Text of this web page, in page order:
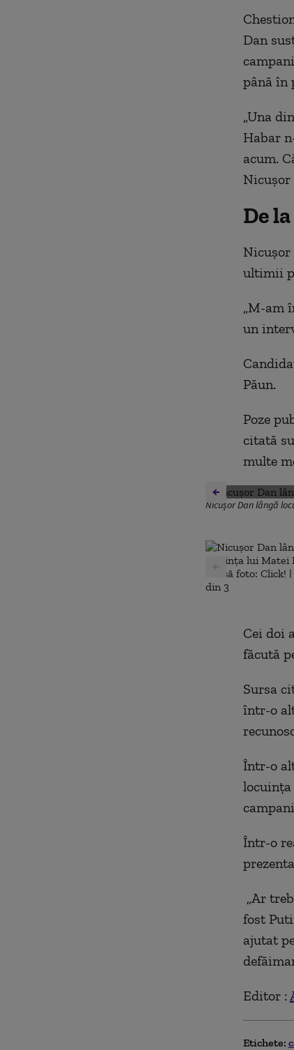
Dan
până în
„Una
Habar
acum.
Nicușor
De
Nicușor
ultimii
„M-am
un
Păun.
Poze
citată
multe
Nicușor Dan lângă
Cei doi
făcută
Sursa
într-o
Într-o
locuința
Într-o
„Ar
fost
ajutat
Editor :
Etichete: